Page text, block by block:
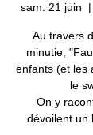
sam. 21 juin
  |
Au travers
minutie,
enfants (et les
le
On y
dévoilent un